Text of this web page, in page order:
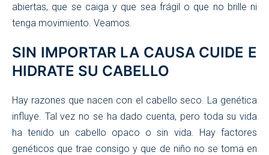
abiertas, que se caiga y que sea frágil o que no brille ni
tenga movimiento. Veamos.
SIN IMPORTAR LA CAUSA CUIDE E
HIDRATE SU CABELLO
Hay razones que nacen con el cabello seco. La genética
influye. Tal vez no se ha dado cuenta, pero toda su vida
ha tenido un cabello opaco o sin vida. Hay factores
genéticos que trae consigo y que de niño no se toma en